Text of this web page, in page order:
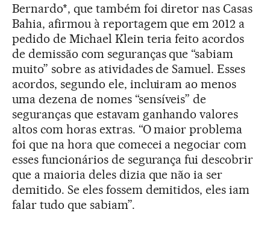
Bernardo*, que também foi diretor nas Casas
Bahia, afirmou à reportagem que em 2012 a
pedido de Michael Klein teria feito acordos
de demissão com seguranças que “sabiam
muito” sobre as atividades de Samuel. Esses
acordos, segundo ele, incluiram ao menos
uma dezena de nomes “sensíveis” de
seguranças que estavam ganhando valores
altos com horas extras. “O maior problema
foi que na hora que comecei a negociar com
esses funcionários de segurança fui descobrir
que a maioria deles dizia que não ia ser
demitido. Se eles fossem demitidos, eles iam
falar tudo que sabiam”.